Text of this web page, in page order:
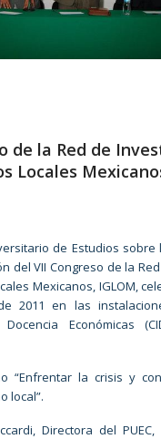
de la Red de
Locales
de Estudios sobre
del VII Congreso de la
Mexicanos, IGLOM,
2011 en las
Económicas
“Enfrentar la crisis y
local”.
Directora del